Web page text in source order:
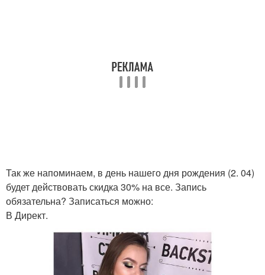
Так же напоминаем, в день нашего дня рождения (2. 04)
будет действовать скидка 30% на все. Запись
обязательна? Записаться можно:
В Директ.